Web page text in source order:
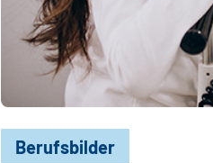
Berufsbilder